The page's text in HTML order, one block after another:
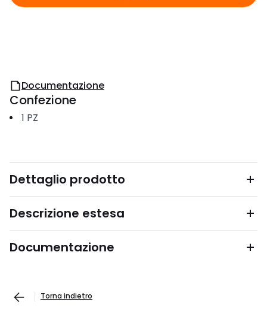
Documentazione
Confezione
1 PZ
Dettaglio prodotto
Descrizione estesa
Documentazione
Torna indietro